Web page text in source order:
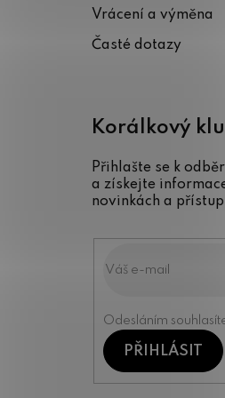
Vrácení a výměna
Časté dotazy
Korálkový
Přihlašte se k
a získejte
novinkách a
Odesláním
PŘIHLÁSIT